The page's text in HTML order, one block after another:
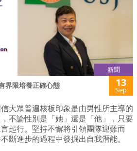
新聞
界限培養正確心態 13
Sep
大眾普遍核板印象是由男性所主導的
不論性別是「她」還是「他」，只要
起行。堅持不懈將引領團隊迎難而
斷進步的過程中發掘出自我潛能。